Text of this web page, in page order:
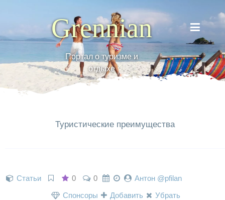
Grennian
Портал о туризме и
отдыхе
Туристические преимущества
Статьи 0 0
Антон @pfilan
Спонсоры
Добавить Убрать